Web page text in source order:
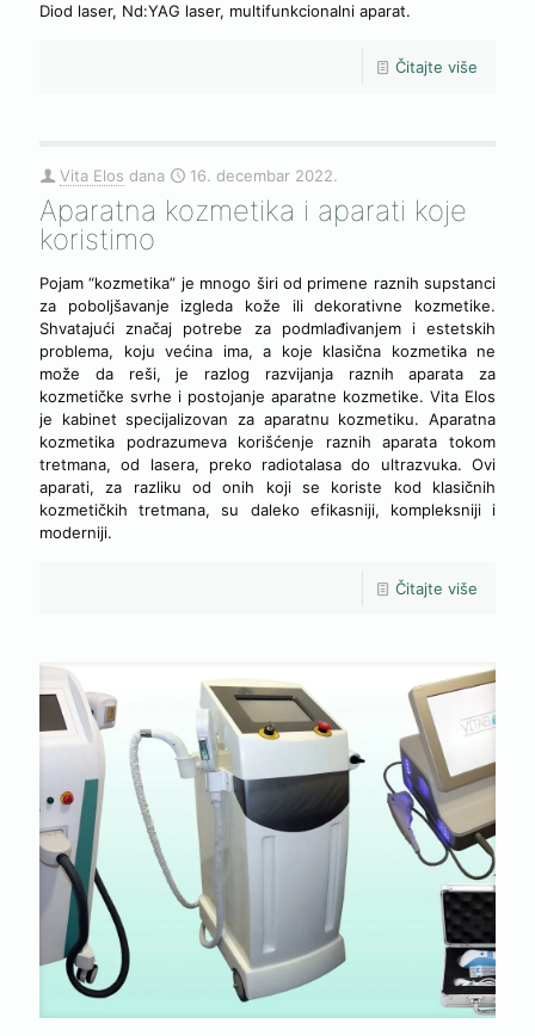
Diod laser, Nd:YAG laser, multifunkcionalni aparat.
Čitajte više
Vita Elos dana 16. decembar 2022.
Aparatna kozmetika i aparati koje
koristimo
Pojam “kozmetika” je mnogo širi od primene raznih supstanci
za poboljšavanje izgleda kože ili dekorativne kozmetike.
Shvatajući značaj potrebe za podmlađivanjem i estetskih
problema, koju većina ima, a koje klasična kozmetika ne
može da reši, je razlog razvijanja raznih aparata za
kozmetičke svrhe i postojanje aparatne kozmetike. Vita Elos
je kabinet specijalizovan za aparatnu kozmetiku. Aparatna
kozmetika podrazumeva korišćenje raznih aparata tokom
tretmana, od lasera, preko radiotalasa do ultrazvuka. Ovi
aparati, za razliku od onih koji se koriste kod klasičnih
kozmetičkih tretmana, su daleko efikasniji, kompleksniji i
moderniji.
Čitajte više